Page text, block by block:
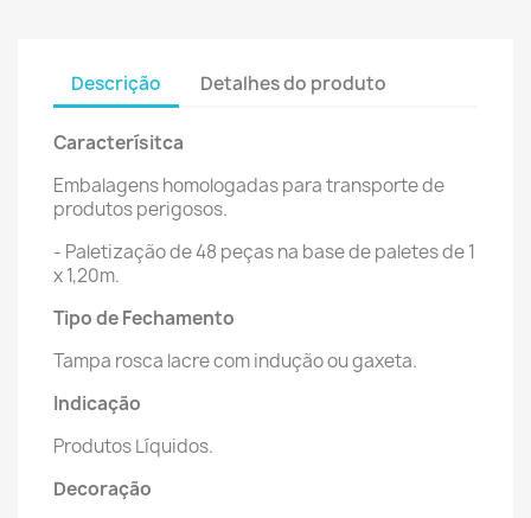
Descrição Detalhes do produto
Caracterísitca
Embalagens homologadas para transporte de
produtos perigosos.
- Paletização de 48 peças na base de paletes de 1
x 1,20m.
Tipo de Fechamento
Tampa rosca lacre com indução ou gaxeta.
Indicação
Produtos Líquidos.
Decoração